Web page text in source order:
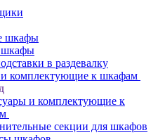
шкафы
в раздевалку
и комплектующие к шкафам
и комплектующие к
секции для шкафов